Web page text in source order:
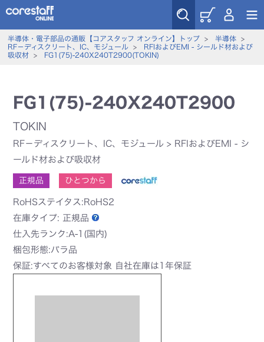
半導体・電子部品の通販【コアスタッフ オンライン】トップ> 半導体>
RF－ディスクリート、IC、モジュール>
RFIおよびEMI - シールド材および
吸収材> FG1(75)-240X240T2900(TOKIN)
FG1(75)-240X240T2900
TOKIN
RF－ディスクリート、IC、モジュール > RFIおよびEMI - シ
ールド材および吸収材
正規品 ひとつから
RoHSステイタス:RoHS2
在庫タイプ: 正規品
仕入先ランク:A-1(国内)
梱包形態:バラ品
保証:すべてのお客様対象 自社在庫は1年保証